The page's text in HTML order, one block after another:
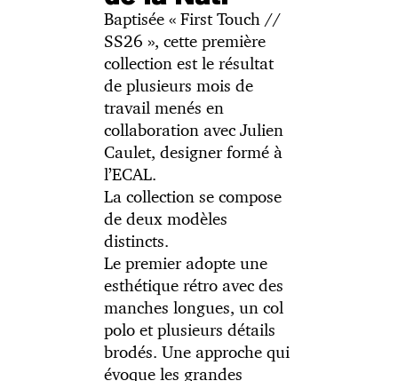
Baptisée « First Touch //
SS26 », cette première
collection est le résultat
de plusieurs mois de
travail menés en
collaboration avec Julien
Caulet, designer formé à
l’ECAL.
La collection se compose
de deux modèles
distincts.
Le premier adopte une
esthétique rétro avec des
manches longues, un col
polo et plusieurs détails
brodés. Une approche qui
évoque les grandes